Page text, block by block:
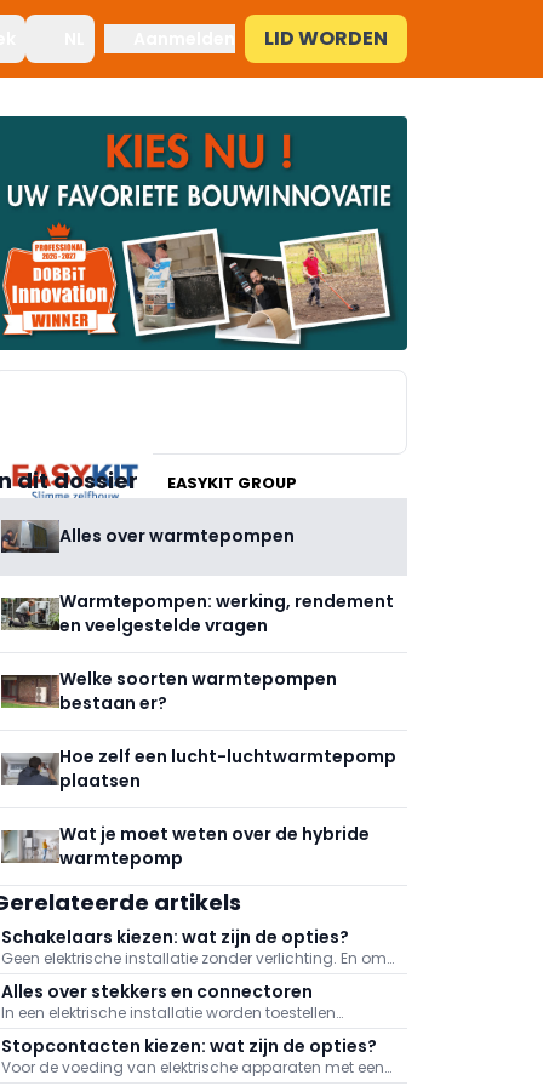
LID WORDEN
EASYKIT GROUP
dit dossier
Alles over warmtepompen
Warmtepompen: werking, rendement
en veelgestelde vragen
Welke soorten warmtepompen
bestaan er?
Hoe zelf een lucht-luchtwarmtepomp
plaatsen
Wat je moet weten over de hybride
warmtepomp
artikels
Schakelaars kiezen: wat zijn de opties?
Geen elektrische installatie zonder verlichting. En om
die verlichting te bedienen, moeten er uiteraard
schakelaars zijn. Deze zetten de stroomtoevoer naar
een lamp aan of uit. Schakelaars bestaan in
verschillende uitvoeringen.
Alles over stekkers en connectoren
In een elektrische installatie worden toestellen
aangesloten op stopcontacten met een gepaste
stekker of connector. Deze zorgen voor een veilige en
eenvoudige verbinding tussen een toestel en de
Stopcontacten kiezen: wat zijn de opties?
Voor de voeding van elektrische apparaten met een